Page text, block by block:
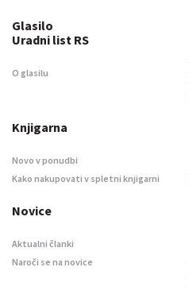
Glasilo
Uradni list RS
O glasilu
Knjigarna
Novo v ponudbi
Kako nakupovati v spletni knjigarni
Novice
Aktualni članki
Naroči se na novice